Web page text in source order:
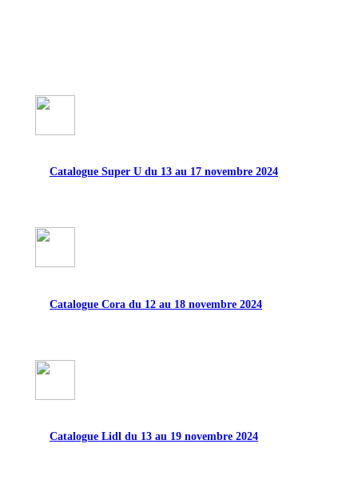
Catalogue Super U du 13 au 17 novembre 2024
Catalogue Cora du 12 au 18 novembre 2024
Catalogue Lidl du 13 au 19 novembre 2024